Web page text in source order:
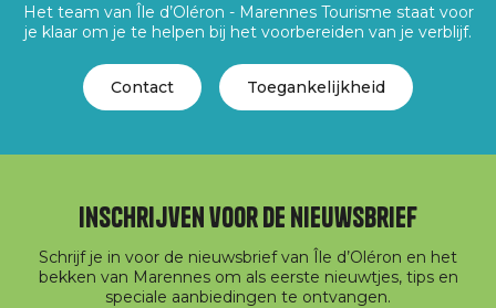
Het team van Île d’Oléron - Marennes Tourisme staat voor
je klaar om je te helpen bij het voorbereiden van je verblijf.
Contact Toegankelijkheid
Inschrijven voor de nieuwsbrief
Schrijf je in voor de nieuwsbrief van Île d’Oléron en het
bekken van Marennes om als eerste nieuwtjes, tips en
speciale aanbiedingen te ontvangen.